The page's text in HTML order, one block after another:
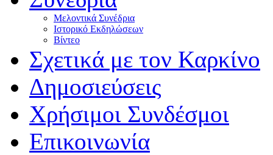
Μελοντικά Συνέδρια
Ιστορικό Εκδηλώσεων
Βίντεο
Σχετικά με τον Καρκίνο
Δημοσιεύσεις
Χρήσιμοι Συνδέσμοι
Επικοινωνία